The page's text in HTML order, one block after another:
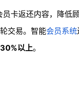
卡返还内容，降低
交易。智能会员系统
以上。